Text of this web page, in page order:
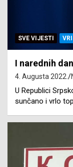
SVE VIJESTI
I narednih
4. Augusta 2022.
U Republici
sunčano i vrlo